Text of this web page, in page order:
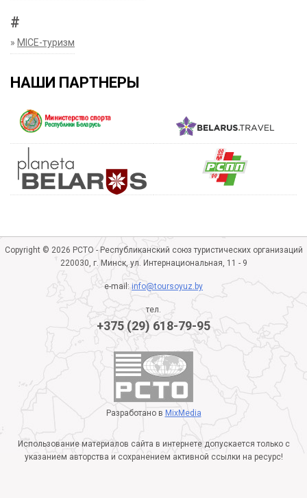
#
» MICE-туризм
НАШИ ПАРТНЕРЫ
Copyright © 2026 РСТО - Республиканский союз туристических организаций
220030, г. Минск, ул. Интернациональная, 11 - 9
e-mail:info@toursoyuz.by
тел.
+375 (29) 618-79-95
Разработано в MixMedia
Использование материалов сайта в интернете допускается только с
указанием авторства и сохранением активной ссылки на ресурс!